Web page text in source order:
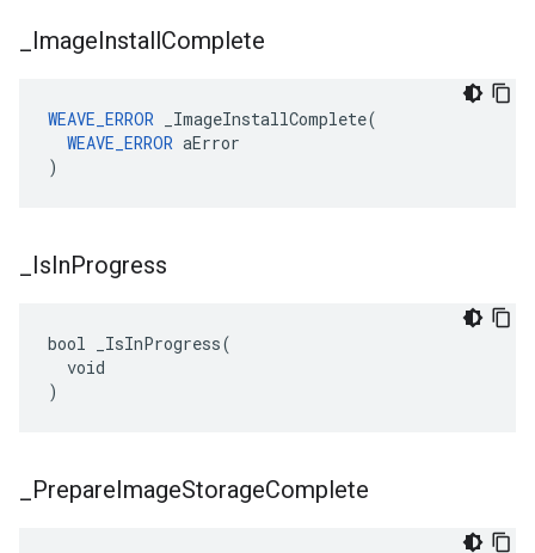
ImageInstallComplete
WEAVE_ERROR _ImageInstallComplete(
WEAVE_ERROR aError
)
IsInProgress
bool _IsInProgress(
  void
)
PrepareImageStorageComplete